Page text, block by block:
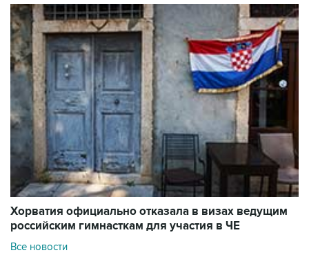
Хорватия официально отказала в визах ведущим
российским гимнасткам для участия в ЧЕ
Все новости